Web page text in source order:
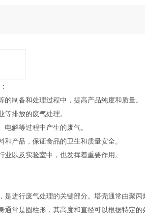
制备和处理过程中，提高产品纯度和质量。
排放的废气处理。
解等过程中产生的废气。
产品，保证食品的卫生和质量安全。
以及实验室中，也发挥着重要作用。
是进行废气处理的关键部分。塔壳通常由聚
常是圆柱形，其高度和直径可以根据特定的